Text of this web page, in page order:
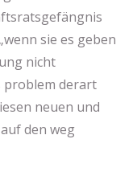
sie es geben
nicht
problem derart
neuen und
den weg